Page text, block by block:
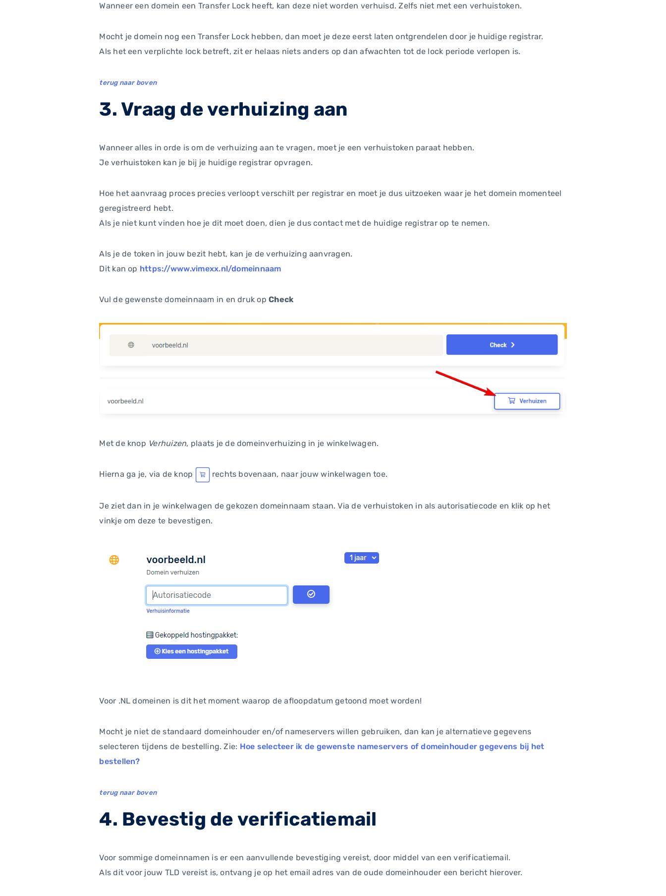
Wanneer een domein een Transfer Lock heeft, kan deze niet worden verhuisd. Zelfs niet met een verhuistoken.
Mocht je domein nog een Transfer Lock hebben, dan moet je deze eerst laten ontgrendelen door je huidige registrar.
Als het een verplichte lock betreft, zit er helaas niets anders op dan afwachten tot de lock periode verlopen is.
terug naar boven
3. Vraag de verhuizing aan
Wanneer alles in orde is om de verhuizing aan te vragen, moet je een verhuistoken paraat hebben.
Je verhuistoken kan je bij je huidige registrar opvragen.
Hoe het aanvraag proces precies verloopt verschilt per registrar en moet je dus uitzoeken waar je het domein momenteel
geregistreerd hebt.
Als je niet kunt vinden hoe je dit moet doen, dien je dus contact met de huidige registrar op te nemen.
Als je de token in jouw bezit hebt, kan je de verhuizing aanvragen.
Dit kan op https://www.vimexx.nl/domeinnaam
Vul de gewenste domeinnaam in en druk opCheck
Met de knop Verhuizen, plaats je de domeinverhuizing in je winkelwagen.
Hierna ga je, via de knop rechts bovenaan, naar jouw winkelwagen toe.
Je ziet dan in je winkelwagen de gekozen domeinnaam staan. Via de verhuistoken in als autorisatiecode en klik op het
vinkje om deze te bevestigen.
Voor .NL domeinen is dit het moment waarop de afloopdatum getoond moet worden!
Mocht je niet de standaard domeinhouder en/of nameservers willen gebruiken, dan kan je alternatieve gegevens
selecteren tijdens de bestelling. Zie: Hoe selecteer ik de gewenste nameservers of domeinhouder gegevens bij het
bestellen?
terug naar boven
4. Bevestig de verificatiemail
Voor sommige domeinnamen is er een aanvullende bevestiging vereist, door middel van een verificatiemail.
Als dit voor jouw TLD vereist is, ontvang je op het email adres van de oude domeinhouder een bericht hierover.